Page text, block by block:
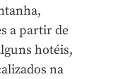
a partir de
hotéis,
na